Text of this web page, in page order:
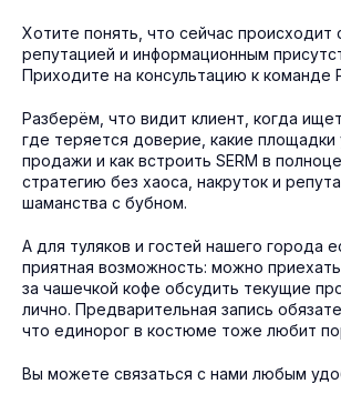
Хотите понять, что сейчас происходит
репутацией и информационным
Приходите на консультацию к команде
Разберём, что видит клиент, когда
где теряется доверие, какие
продажи и как встроить SERM в
стратегию без хаоса, накруток и
шаманства с бубном.
А для туляков и гостей нашего города
приятная возможность: можно
за чашечкой кофе обсудить текущие
лично. Предварительная запись
что единорог в костюме тоже любит
Вы можете связаться с нами любым